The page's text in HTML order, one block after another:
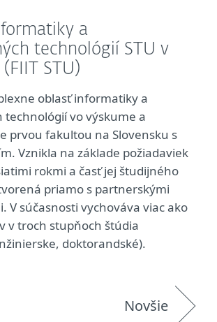
a
technológií STU v
STU)
oblasť informatiky a
vo výskume a
prvou fakultou na Slovensku s
Vznikla na základe požiadaviek
rokmi a časť jej študijného
priamo s partnerskými
V súčasnosti vychováva viac ako
v troch stupňoch štúdia
doktorandské).
Novšie